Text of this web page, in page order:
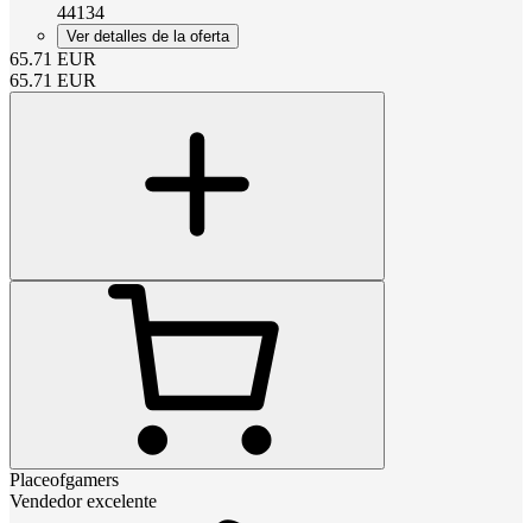
44134
Ver detalles de la oferta
65.71 EUR
65.71 EUR
Placeofgamers
Vendedor excelente